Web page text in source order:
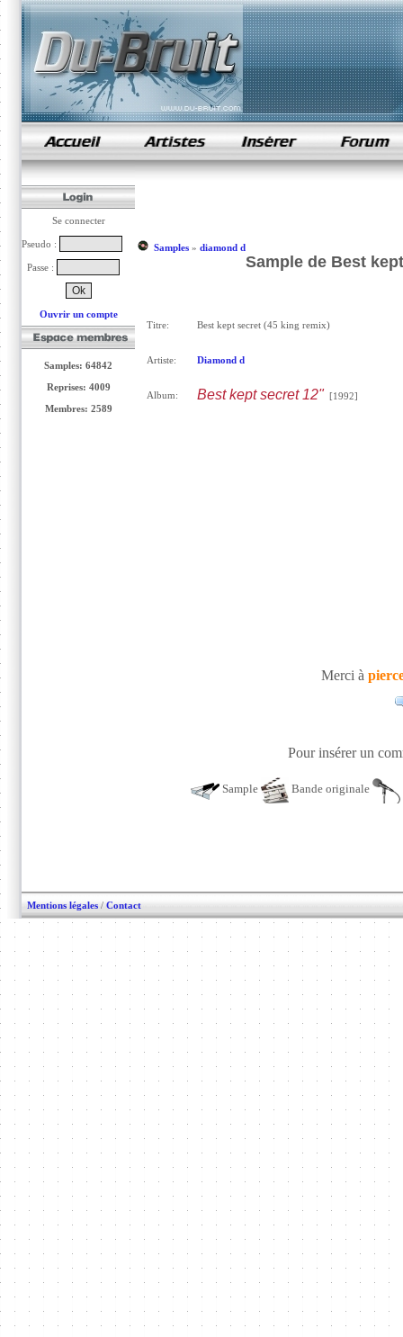
samples de rap
Se connecter
Pseudo :
Passe :
Ouvrir un compte
Samples: 64842
Reprises: 4009
Membres: 2589
Samples» diamond d
Sample de Best
Titre: Best kept secret (45 king remix)
Artiste: Diamond d
Album: Best kept secret 12" [1992]
Merci à
Pour insérer un
Sample Bande originale
Mentions légales / Contact